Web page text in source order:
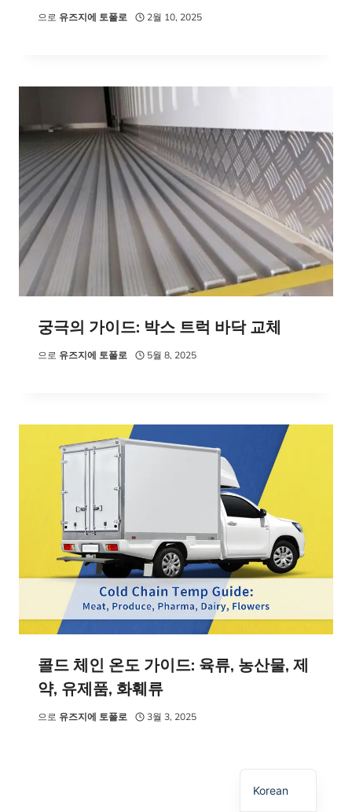
으로 유즈지에 토폴로 2월 10, 2025
궁극의 가이드: 박스 트럭 바닥 교체
으로 유즈지에 토폴로 5월 8, 2025
콜드 체인 온도 가이드: 육류, 농산물, 제
약, 유제품, 화훼류
으로 유즈지에 토폴로 3월 3, 2025
Korean
Russian
Polish
Spanish